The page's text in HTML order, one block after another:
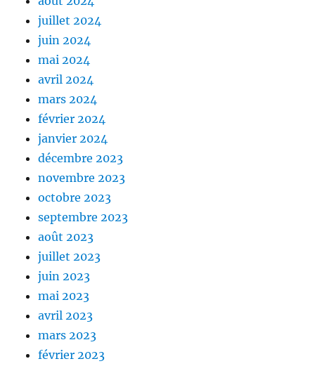
juillet 2024
juin 2024
mai 2024
avril 2024
mars 2024
février 2024
janvier 2024
décembre 2023
novembre 2023
octobre 2023
septembre 2023
août 2023
juillet 2023
juin 2023
mai 2023
avril 2023
mars 2023
février 2023